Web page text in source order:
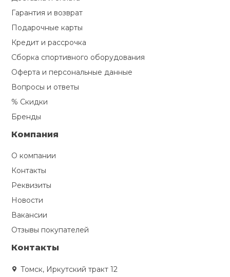
Гарантия и возврат
Подарочные карты
Кредит и рассрочка
Сборка спортивного оборудования
Оферта и персональные данные
Вопросы и ответы
% Скидки
Бренды
Компания
О компании
Контакты
Реквизиты
Новости
Вакансии
Отзывы покупателей
Контакты
Томск, Иркутский тракт 12